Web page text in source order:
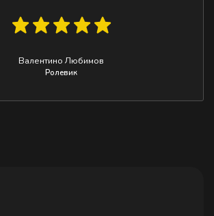
Валентино Любимов
Ролевик